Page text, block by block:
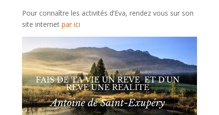
Pour connaître les activités d’Eva, rendez vous sur son
site internet par ici